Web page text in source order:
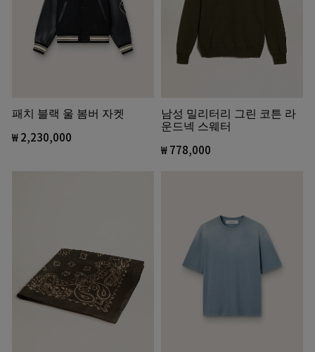
패치 블랙 울 봄버 자켓
₩ 2,230,000
남성 밀리터리 그린 코튼 라
운드넥 스웨터
₩ 778,000